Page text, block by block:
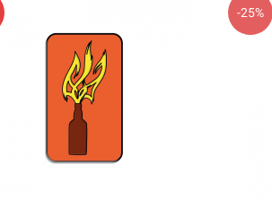
-25%